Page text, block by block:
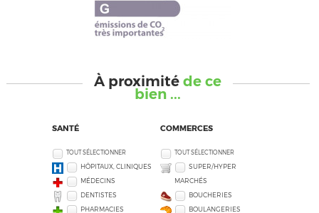
À proximitéde ce
bien ...
SANTÉ
TOUT SÉLECTIONNER
HÔPITAUX, CLINIQUES
MÉDECINS
DENTISTES
PHARMACIES
COMMERCES
TOUT SÉLECTIONNER
SUPER/HYPER
MARCHÉS
BOUCHERIES
BOULANGERIES